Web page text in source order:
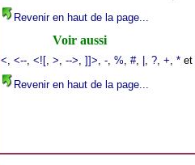
Revenir en haut de la page...
Voir aussi
< <--, <![, > --> ]]> -, % #, |, ?, + *et
Revenir en haut de la page...